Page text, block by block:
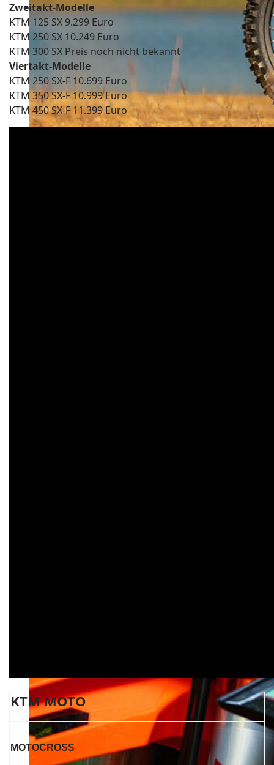
Zweitakt-Modelle
KTM 125 SX 9.299 Euro
KTM 250 SX 10.249 Euro
KTM 300 SX Preis noch nicht bekannt
Viertakt-Modelle
KTM 250 SX-F 10.699 Euro
KTM 350 SX-F 10.999 Euro
KTM 450 SX-F 11.399 Euro
KTM MOTO
MOTOCROSS